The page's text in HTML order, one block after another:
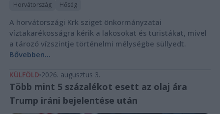
Horvátország Hőség
A horvátországi Krk sziget önkormányzatai
víztakarékosságra kérik a lakosokat és turistákat, mivel
a tározó vízszintje történelmi mélységbe süllyedt.
Bővebben...
KÜLFÖLD 2026. augusztus 3.
Több mint 5 százalékot esett az olaj ára
Trump iráni bejelentése után